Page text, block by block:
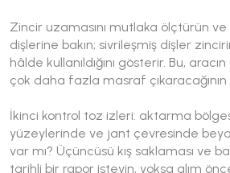
Zincir uzamasını mutlaka ölçtürün ve
dişlerine bakın; sivrileşmiş dişler
hâlde kullanıldığını gösterir. Bu,
çok daha fazla masraf çıkaracağının
İkinci kontrol toz izleri: aktarma
yüzeylerinde ve jant çevresinde
var mı? Üçüncüsü kış saklaması ve
tarihli bir rapor isteyin, yoksa alım